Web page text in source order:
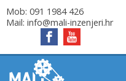
Mob: 091 1984 426
Mail: info@mali-inzenjeri.hr